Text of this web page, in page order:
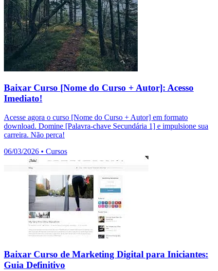
Baixar Curso [Nome do Curso + Autor]: Acesso
Imediato!
Acesse agora o curso [Nome do Curso + Autor] em formato
download. Domine [Palavra-chave Secundária 1] e impulsione sua
carreira. Não perca!
06/03/2026 • Cursos
Baixar Curso de Marketing Digital para Iniciantes:
Guia Definitivo